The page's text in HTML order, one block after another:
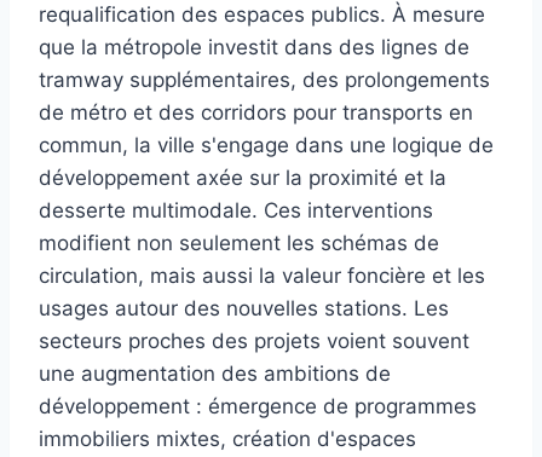
requalification des espaces publics. À mesure
que la métropole investit dans des lignes de
tramway supplémentaires, des prolongements
de métro et des corridors pour transports en
commun, la ville s'engage dans une logique de
développement axée sur la proximité et la
desserte multimodale. Ces interventions
modifient non seulement les schémas de
circulation, mais aussi la valeur foncière et les
usages autour des nouvelles stations. Les
secteurs proches des projets voient souvent
une augmentation des ambitions de
développement : émergence de programmes
immobiliers mixtes, création d'espaces